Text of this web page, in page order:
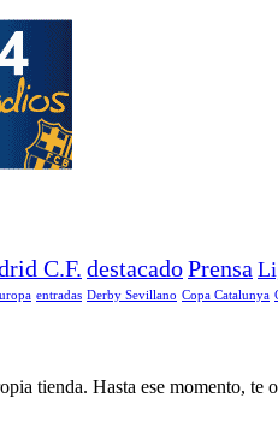
C.F. destacadoPrensa
entradas Derby Sevillano Copa Catalunya
tienda. Hasta ese momento, te